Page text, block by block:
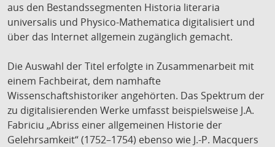
aus den Bestandssegmenten Historia literaria
universalis und Physico-Mathematica digitalisiert und
über das Internet allgemein zugänglich gemacht.
Die Auswahl der Titel erfolgte in Zusammenarbeit mit
einem Fachbeirat, dem namhafte
Wissenschaftshistoriker angehörten. Das Spektrum der
zu digitalisierenden Werke umfasst beispielsweise J.A.
Fabriciu „Abriss einer allgemeinen Historie der
Gelehrsamkeit“ (1752–1754) ebenso wie J.-P. Macquers